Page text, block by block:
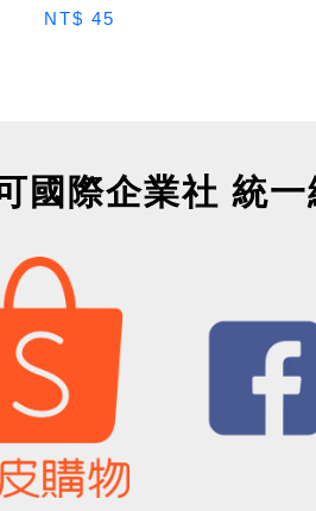
NT$ 45
國際企業社 統